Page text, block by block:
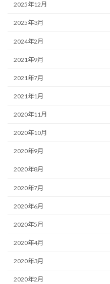
2025年12月
2025年3月
2024年2月
2021年9月
2021年7月
2021年1月
2020年11月
2020年10月
2020年9月
2020年8月
2020年7月
2020年6月
2020年5月
2020年4月
2020年3月
2020年2月